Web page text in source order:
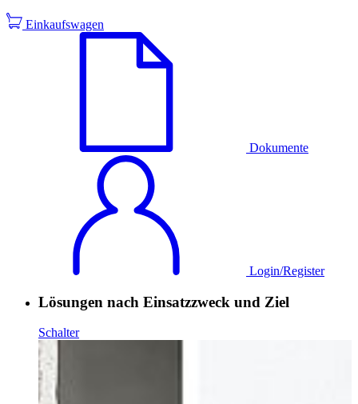
Einkaufswagen
Dokumente
Login/Register
Lösungen nach Einsatzzweck und Ziel
Schalter